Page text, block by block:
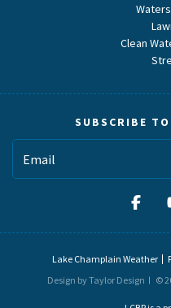
Clean
SUBSCRIBE
Lake Champlain Weather
Design by Taylor Design
©